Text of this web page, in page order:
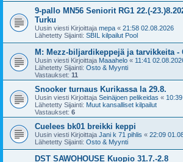
9-pallo MN56 Seniorit RG1 22.(-
Turku
Uusin viesti Kirjoittaja mepa « 21:58 02.08.2026
Lähetetty Sijainti: SBIL kilpailut Pool
M: Mezz-biljardikeppejä ja tarvikkeita -
Uusin viesti Kirjoittaja Maaahelo « 11:41
Lähetetty Sijainti: Osto & Myynti
Vastaukset: 11
Snooker turnaus Kurikassa la 29.8.
Uusin viesti Kirjoittaja Seinäjoen pelikeidas «
Lähetetty Sijainti: Muut kansalliset kilpailut
Vastaukset: 6
Cuelees bk01 breikki keppi
Uusin viesti Kirjoittaja Jani k 71 pihlis « 22:09
Lähetetty Sijainti: Osto & Myynti
DST SAWOHOUSE Kuopio 31.7.-2.8